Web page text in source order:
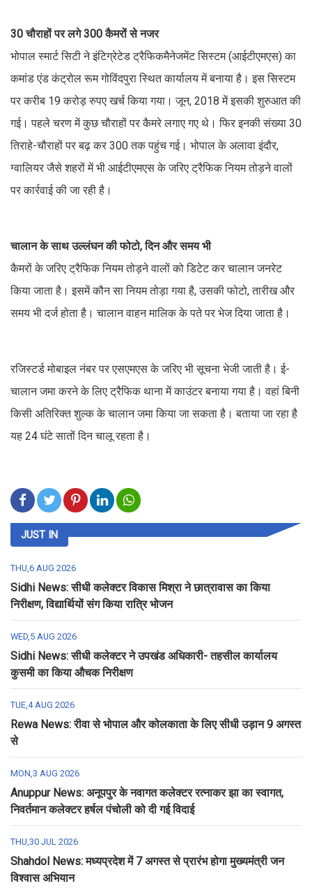
30 चौराहों पर लगे 300 कैमरों से नजर
भोपाल स्मार्ट सिटी ने इंटिग्रेटेड ट्रैफिकमैनेजमेंट सिस्टम (आईटीएमएस) का
कमांड एंड कंट्रोल रूम गोविंदपुरा स्थित कार्यालय में बनाया है। इस सिस्टम
पर करीब 19 करोड़ रुपए खर्च किया गया। जून, 2018 में इसकी शुरुआत की
गई। पहले चरण में कुछ चौराहों पर कैमरे लगाए गए थे। फिर इनकी संख्या 30
तिराहे-चौराहों पर बढ़ कर 300 तक पहुंच गई। भोपाल के अलावा इंदौर,
ग्वालियर जैसे शहरों में भी आईटीएमएस के जरिए ट्रैफिक नियम तोड़ने वालों
पर कार्रवाई की जा रही है।
चालान के साथ उल्लंघन की फोटो, दिन और समय भी
कैमरों के जरिए ट्रैफिक नियम तोड़ने वालों को डिटेट कर चालान जनरेट
किया जाता है। इसमें कौन सा नियम तोड़ा गया है, उसकी फोटो, तारीख और
समय भी दर्ज होता है। चालान वाहन मालिक के पते पर भेज दिया जाता है।
रजिस्टर्ड मोबाइल नंबर पर एसएमएस के जरिए भी सूचना भेजी जाती है। ई-
चालान जमा करने के लिए ट्रैफिक थाना में काउंटर बनाया गया है। वहां बिनी
किसी अतिरिक्त शुल्क के चालान जमा किया जा सकता है। बताया जा रहा है
यह 24 घंटे सातों दिन चालू रहता है।
JUST IN
THU,6 AUG 2026
Sidhi News: सीधी कलेक्टर विकास मिश्रा ने छात्रावास का किया
निरीक्षण, विद्यार्थियों संग किया रात्रि भोजन
WED,5 AUG 2026
Sidhi News: सीधी कलेक्टर ने उपखंड अधिकारी- तहसील कार्यालय
कुसमी का किया औचक निरीक्षण
TUE,4 AUG 2026
Rewa News: रीवा से भोपाल और कोलकाता के लिए सीधी उड़ान 9 अगस्त
से
MON,3 AUG 2026
Anuppur News: अनूपपुर के नवागत कलेक्टर रत्नाकर झा का स्वागत,
निवर्तमान कलेक्टर हर्षल पंचोली को दी गई विदाई
THU,30 JUL 2026
Shahdol News: मध्यप्रदेश में 7 अगस्त से प्रारंभ होगा मुख्यमंत्री जन
विश्वास अभियान